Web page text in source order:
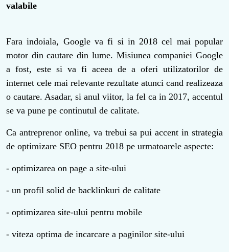
valabile
Fara indoiala, Google va fi si in 2018 cel mai popular
motor din cautare din lume. Misiunea companiei Google
a fost, este si va fi aceea de a oferi utilizatorilor de
internet cele mai relevante rezultate atunci cand realizeaza
o cautare. Asadar, si anul viitor, la fel ca in 2017, accentul
se va pune pe continutul de calitate.
Ca antreprenor online, va trebui sa pui accent in strategia
de optimizare SEO pentru 2018 pe urmatoarele aspecte:
- optimizarea on page a site-ului
- un profil solid de backlinkuri de calitate
- optimizarea site-ului pentru mobile
- viteza optima de incarcare a paginilor site-ului